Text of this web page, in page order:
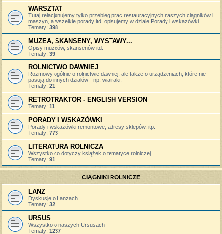
WARSZTAT
Tutaj relacjonujemy tylko przebieg prac restauracyjnych naszych ciągników i
maszyn, a wszelkie porady itd. opisujemy w dziale Porady i wskazówki
Tematy: 398
MUZEA, SKANSENY, WYSTAWY...
Opisy muzeów, skansenów itd.
Tematy: 39
ROLNICTWO DAWNIEJ
Rozmowy ogólnie o rolnictwie dawniej, ale także o urządzeniach, które nie
pasują do innych działów - np. wiatraki.
Tematy: 21
RETROTRAKTOR - ENGLISH VERSION
Tematy: 11
PORADY I WSKAZÓWKI
Porady i wskazówki remontowe, adresy sklepów, itp.
Tematy: 773
LITERATURA ROLNICZA
Wszystko co dotyczy książek o tematyce rolniczej.
Tematy: 91
CIĄGNIKI ROLNICZE
LANZ
Dyskusje o Lanzach
Tematy: 32
URSUS
Wszystko o naszych Ursusach
Tematy: 1237